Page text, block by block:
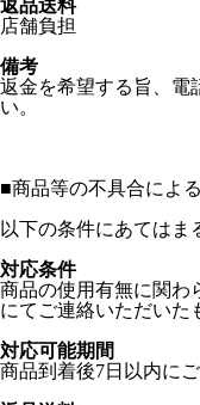
返品送料
店舗負担
備考
返金を希望する旨、電
い。
■商品等の不具合によ
以下の条件にあてはま
対応条件
商品の使用有無に関わ
にてご連絡いただいた
対応可能期間
商品到着後7日以内に